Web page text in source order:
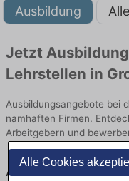
Alle Cookies
Ausbildung
Jetzt
Lehrstellen in
Ausbildungsangebote bei
namhaften Firmen.
Arbeitgebern und
Ausbildung in